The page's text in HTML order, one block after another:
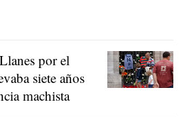
por el
siete años
machista